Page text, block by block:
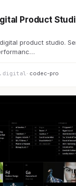
Product
product studio.
· codec-pro